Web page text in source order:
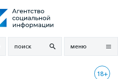
поиск меню
18+